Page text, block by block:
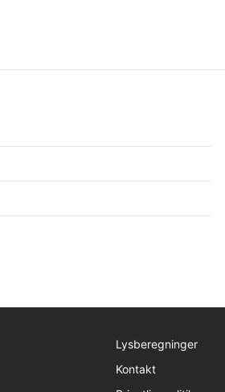
Lysberegninger
Kontakt